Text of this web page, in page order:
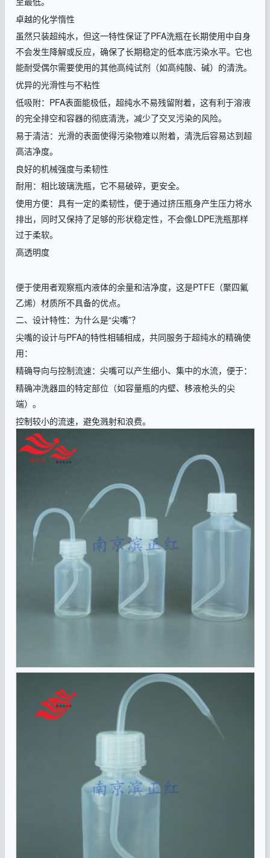
卓越的化学惰性
虽然只装超纯水，但这一特性保证了PFA洗瓶在长期使用中自身
不会发生降解或反应，确保了长期稳定的低本底污染水平。它也
能耐受偶尔需要使用的其他高纯试剂（如高纯酸、碱）的清洗。
优异的光滑性与不粘性
低吸附： PFA表面能极低，超纯水不易残留附着，这有利于溶液
的完全排空和容器的彻底清洗，减少了交叉污染的风险。
易于清洁：光滑的表面使得污染物难以附着，清洗后容易达到超
高洁净度。
良好的机械强度与柔韧性
耐用：相比玻璃洗瓶，它不易破碎，更安全。
使用方便：具有一定的柔韧性，便于通过挤压瓶身产生压力将水
排出，同时又保持了足够的形状稳定性，不会像LDPE洗瓶那样
过于柔软。
高透明度
便于使用者观察瓶内液体的余量和洁净度，这是PTFE（聚四氟
乙烯）材质所不具备的优点。
二、设计特性：为什么是“尖嘴”？
尖嘴的设计与PFA的特性相辅相成，共同服务于超纯水的精确使
用：
精确导向与控制流速：尖嘴可以产生细小、集中的水流，便于：
精确冲洗器皿的特定部位（如容量瓶的内壁、移液枪头的尖
端）。
控制较小的流速，避免溅射和浪费。